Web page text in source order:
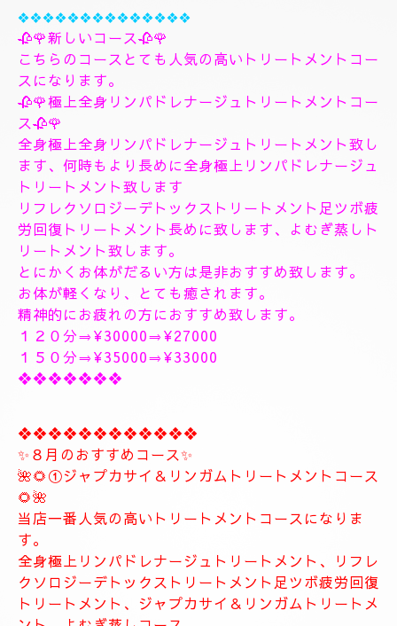
🌺🌻✨８月8日土曜日🌻✨🌺
空きお時間になります。
1７時30分〜のご予約可能です
１８時〜のご予約可能です
１9時〜のご予約可能です
20時30分〜のご予約可能です
極上に癒しのトリートメントを致します。
出張＆ルームのご予約のお電話お待ちしています。
❖❖❖❖❖❖❖❖❖❖❖❖❖❖
🥀🌹新しいコース🥀🌹
こちらのコースとても人気の高いトリートメントコー
スになります。
🥀🌹極上全身リンパドレナージュトリートメントコー
ス🥀🌹
全身極上全身リンパドレナージュトリートメント致し
トリートメント致します
リフレクソロジーデトックストリートメント足ツボ疲
労回復トリートメント長めに致します、よむぎ蒸しト
リートメント致します。
とにかくお体がだるい方は是非おすすめ致します。
お体が軽くなり、とても癒されます。
精神的にお疲れの方におすすめ致します。
１２０分⇒¥30000⇒¥27000
１５０分⇒¥35000⇒¥33000
❖❖❖❖❖❖❖